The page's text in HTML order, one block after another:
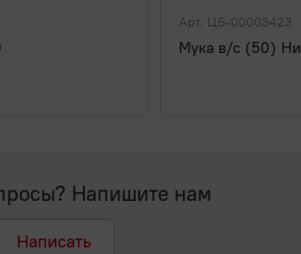
Арт. ЦБ-00003423
Мука в/с (50)
Напишите нам
Написать